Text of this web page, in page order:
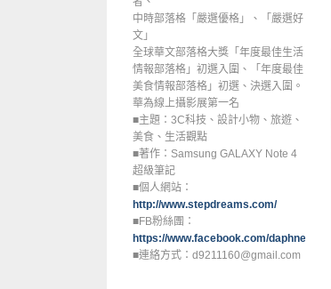
中時部落格「嚴選優格」、「嚴選好
文」
全球華文部落格大獎「年度最佳生活
情報部落格」初選入圍、「年度最佳
美食情報部落格」初選、決選入圍。
華為線上攝影展第一名
■主題：3C科技、設計小物、旅遊、
美食、生活觀點
■著作：Samsung GALAXY Note 4
超級筆記
■個人網站：
http://www.stepdreams.com/
■FB粉絲團：
https://www.facebook.com/daphne0129
■連絡方式：d9211160@gmail.com